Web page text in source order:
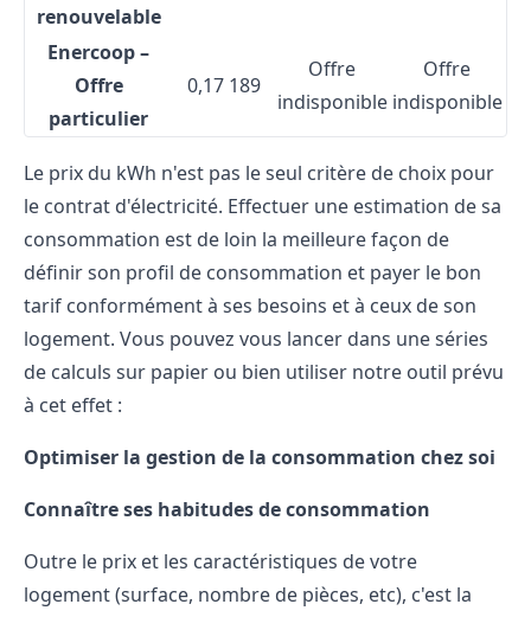
renouvelable
Enercoop –
Offre
particulier
0,17 189
Offre
indisponible
Offre
indisponible
Le prix du kWh n'est pas le seul critère de choix pour
le contrat d'électricité. Effectuer une estimation de sa
consommation est de loin la meilleure façon de
définir son profil de consommation et payer le bon
tarif conformément à ses besoins et à ceux de son
logement. Vous pouvez vous lancer dans une séries
de calculs sur papier ou bien utiliser notre outil prévu
à cet effet :
Optimiser la gestion de la consommation chez soi
Connaître ses habitudes de consommation
Outre le prix et les caractéristiques de votre
logement (surface, nombre de pièces, etc), c'est la